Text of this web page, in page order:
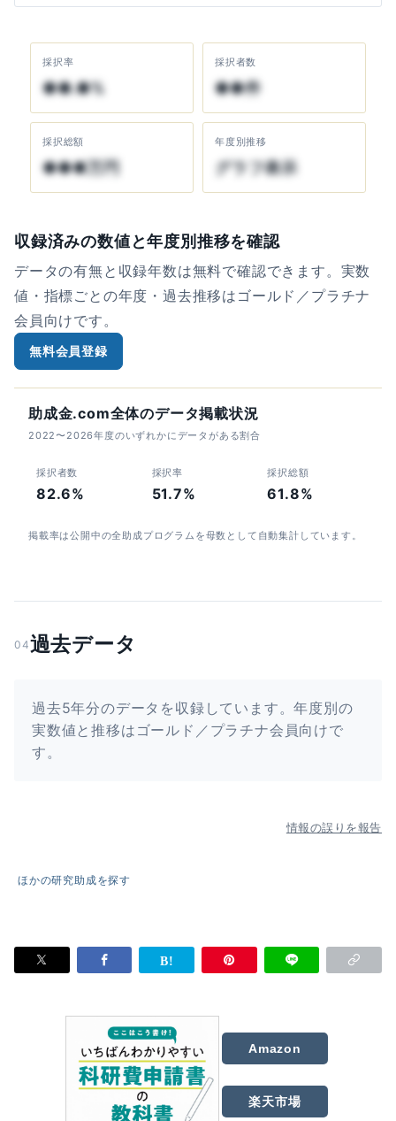
採択率
●●.●%
採択者数
●●件
採択総額
●●●万円
年度別推移
グラフ表示
収録済みの数値と年度別推移を確認
データの有無と収録年数は無料で確認できます。実数
値・指標ごとの年度・過去推移はゴールド／プラチナ
会員向けです。
無料会員登録
助成金.com全体のデータ掲載状況
2022〜2026年度のいずれかにデータがある割合
採択者数
82.6%
採択率
51.7%
採択総額
61.8%
掲載率は公開中の全助成プログラムを母数として自動集計しています。
04過去データ
過去5年分のデータを収録しています。年度別の
実数値と推移はゴールド／プラチナ会員向けで
す。
情報の誤りを報告
ほかの研究助成を探す
Amazon
楽天市場